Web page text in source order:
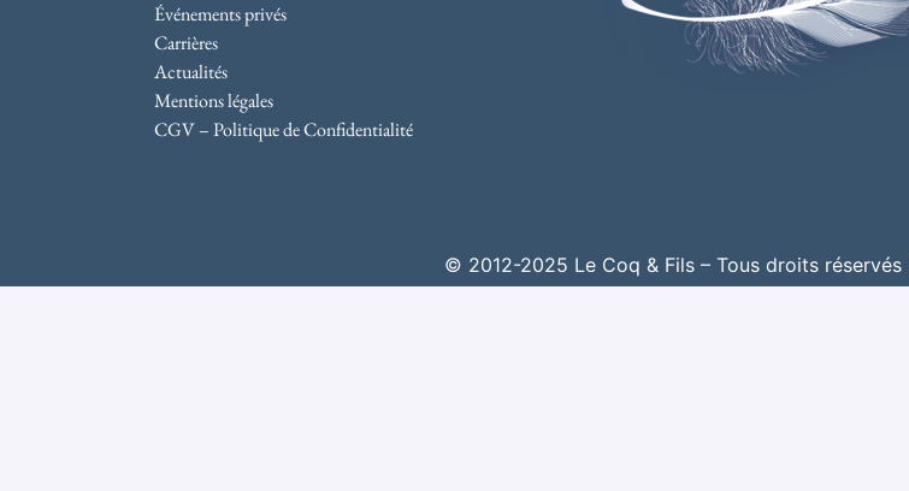
Événements privés
Carrières
Actualités
Mentions légales
CGV – Politique de Confidentialité
© 2012-2025 Le Coq & Fils – Tous droits réservés |